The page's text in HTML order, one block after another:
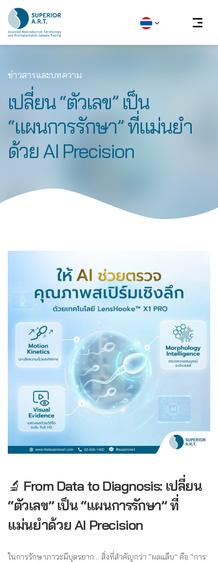
content
ข่าวสารและบทความ
เปลี่ยน “ตัวเลข” เป็น
“แผนการรักษา” ที่แม่นยำ
ด้วย AI Precision
🔬 From Data to Diagnosis: เปลี่ยน
“ตัวเลข” เป็น “แผนการรักษา” ที่
แม่นยำด้วย AI Precision
ในการรักษาภาวะมีบุตรยาก… สิ่งที่สำคัญกว่า “ผลแล็บ” คือ “การ